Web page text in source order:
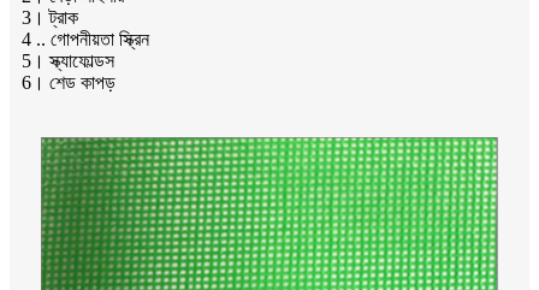
3। ট্রাক
4 .. গোপনীয়তা স্ক্রিন
5। স্ক্যাফোল্ডস
6। শেড কাপড়